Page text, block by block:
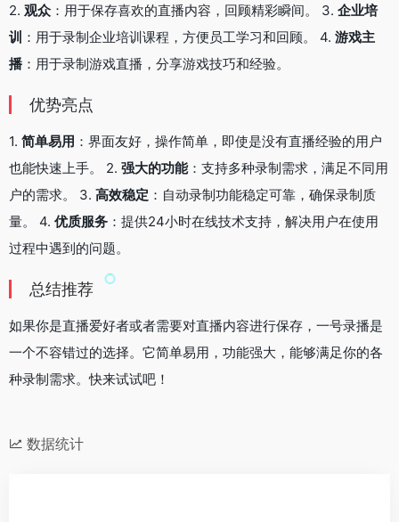
2. 观众 ：用于保存喜欢的直播内容，回顾精彩瞬间。 3. 企业培
训 ：用于录制企业培训课程，方便员工学习和回顾。 4. 游戏主
播 ：用于录制游戏直播，分享游戏技巧和经验。
优势亮点
1. 简单易用 ：界面友好，操作简单，即使是没有直播经验的用户
也能快速上手。 2. 强大的功能：支持多种录制需求，满足不同用
户的需求。 3. 高效稳定 ：自动录制功能稳定可靠，确保录制质
量。 4. 优质服务 ：提供24小时在线技术支持，解决用户在使用
过程中遇到的问题。
总结推荐
如果你是直播爱好者或者需要对直播内容进行保存，一号录播是
一个不容错过的选择。它简单易用，功能强大，能够满足你的各
种录制需求。快来试试吧！
数据统计